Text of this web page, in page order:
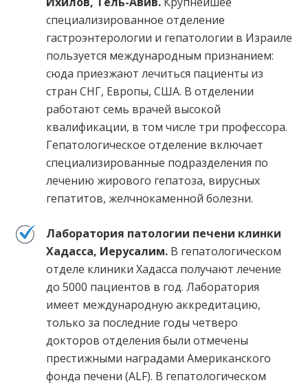
специализированное отделение
гастроэнтерологии и гепатологии в Израиле
пользуется международным признанием:
сюда приезжают лечиться пациенты из
стран СНГ, Европы, США. В отделении
работают семь врачей высокой
квалификации, в том числе три профессора.
Гепатологическое отделение включает
специализированные подразделения по
лечению жирового гепатоза, вирусных
гепатитов, желчнокаменной болезни.
Лаборатория патологии печени клинки
Хадасса, Иерусалим. В гепатологическом
отделе клиники Хадасса получают лечение
до 5000 пациентов в год. Лаборатория
имеет международную аккредитацию,
только за последние годы четверо
докторов отделения были отмечены
престижными наградами Американского
фонда печени (ALF). В гепатологическом